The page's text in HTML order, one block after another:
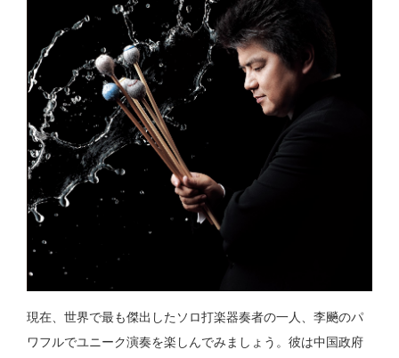
現在、世界で最も傑出したソロ打楽器奏者の一人、李飈のパ
ワフルでユニーク演奏を楽しんでみましょう。彼は中国政府